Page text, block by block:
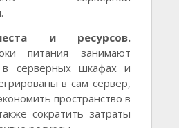
и ресурсов.
питания занимают
серверных шкафах и
в сам сервер,
пространство в
сократить затраты